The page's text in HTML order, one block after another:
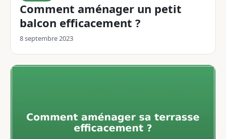
Comment aménager un petit
balcon efficacement ?
8 septembre 2023